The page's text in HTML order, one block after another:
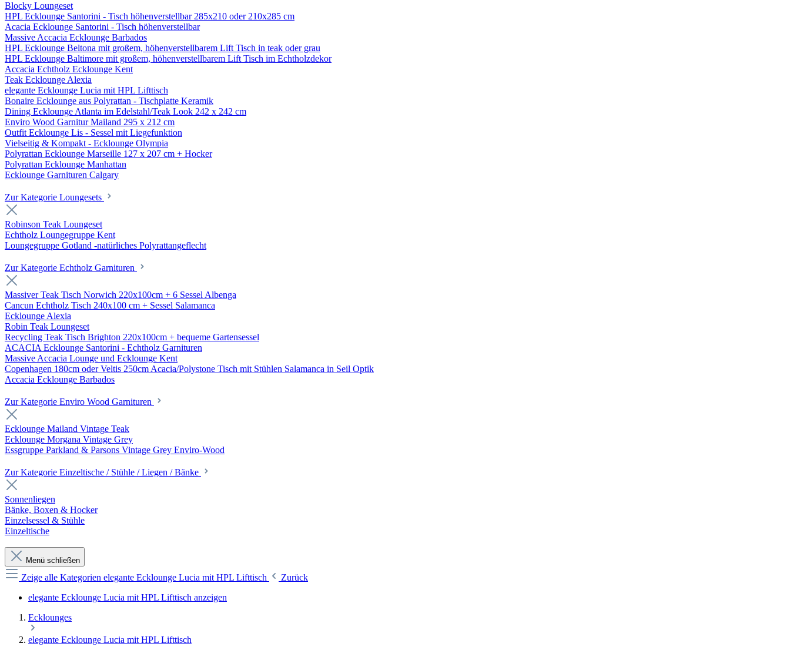
Blocky Loungeset
HPL Ecklounge Santorini - Tisch höhenverstellbar 285x210 oder 210x285 cm
Acacia Ecklounge Santorini - Tisch höhenverstellbar
Massive Accacia Ecklounge Barbados
HPL Ecklounge Beltona mit großem, höhenverstellbarem Lift Tisch in teak oder grau
HPL Ecklounge Baltimore mit großem, höhenverstellbarem Lift Tisch im Echtholzdekor
Accacia Echtholz Ecklounge Kent
Teak Ecklounge Alexia
elegante Ecklounge Lucia mit HPL Lifttisch
Bonaire Ecklounge aus Polyrattan - Tischplatte Keramik
Dining Ecklounge Atlanta im Edelstahl/Teak Look 242 x 242 cm
Enviro Wood Garnitur Mailand 295 x 212 cm
Outfit Ecklounge Lis - Sessel mit Liegefunktion
Vielseitig & Kompakt - Ecklounge Olympia
Polyrattan Ecklounge Marseille 127 x 207 cm + Hocker
Polyrattan Ecklounge Manhattan
Ecklounge Garnituren Calgary
Zur Kategorie Loungesets
Robinson Teak Loungeset
Echtholz Loungegruppe Kent
Loungegruppe Gotland -natürliches Polyrattangeflecht
Zur Kategorie Echtholz Garnituren
Massiver Teak Tisch Norwich 220x100cm + 6 Sessel Albenga
Cancun Echtholz Tisch 240x100 cm + Sessel Salamanca
Ecklounge Alexia
Robin Teak Loungeset
Recycling Teak Tisch Brighton 220x100cm + bequeme Gartensessel
ACACIA Ecklounge Santorini - Echtholz Garnituren
Massive Accacia Lounge und Ecklounge Kent
Copenhagen 180cm oder Veltis 250cm Acacia/Polystone Tisch mit Stühlen Salamanca in Seil Optik
Accacia Ecklounge Barbados
Zur Kategorie Enviro Wood Garnituren
Ecklounge Mailand Vintage Teak
Ecklounge Morgana Vintage Grey
Essgruppe Parkland & Parsons Vintage Grey Enviro-Wood
Zur Kategorie Einzeltische / Stühle / Liegen / Bänke
Sonnenliegen
Bänke, Boxen & Hocker
Einzelsessel & Stühle
Einzeltische
Menü schließen
Zeige alle Kategorien elegante Ecklounge Lucia mit HPL Lifttisch
Zurück
elegante Ecklounge Lucia mit HPL Lifttisch anzeigen
Ecklounges
elegante Ecklounge Lucia mit HPL Lifttisch